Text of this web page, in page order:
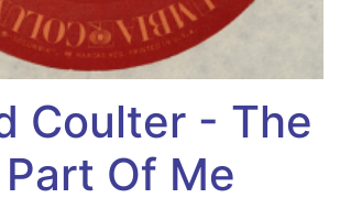
Coulter - The
Of Me